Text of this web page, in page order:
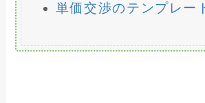
単価交渉のテンプレー